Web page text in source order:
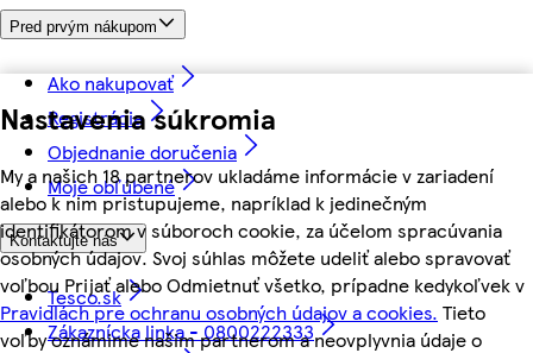
Nastavenia súkromia
My a našich 18 partnerov ukladáme informácie v zariadení
alebo k nim pristupujeme, napríklad k jedinečným
identifikátorom v súboroch cookie, za účelom spracúvania
osobných údajov. Svoj súhlas môžete udeliť alebo spravovať
voľbou Prijať alebo Odmietnuť všetko, prípadne kedykoľvek v
Pravidlách pre ochranu osobných údajov a cookies. Tieto
voľby oznámime našim partnerom a neovplyvnia údaje o
Pred prvým nákupom
Ako nakupovať
Registrácia
Objednanie doručenia
Moje obľúbené
Kontaktujte nás
Tesco.sk
Zákaznícka linka - 0800222333